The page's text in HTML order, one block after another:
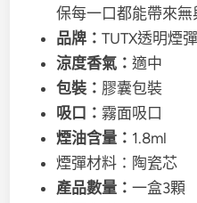
保每一口都能帶來無
品牌：TUTX透明煙彈
涼度香氣：適中
包裝： 膠囊包裝
吸口： 霧面吸口
煙油含量： 1.8ml
煙彈材料：陶瓷芯
產品數量：一盒3顆